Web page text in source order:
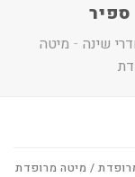
שינה - מיטה
/ מיטה מרופדת